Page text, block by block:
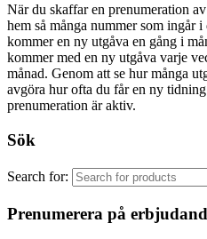
När du skaffar en prenumeration
hem så många nummer som ingår
kommer en ny utgåva en gång i
kommer med en ny utgåva varje
månad. Genom att se hur många
avgöra hur ofta du får en ny
prenumeration är aktiv.
Sök
Search for:
Prenumerera på